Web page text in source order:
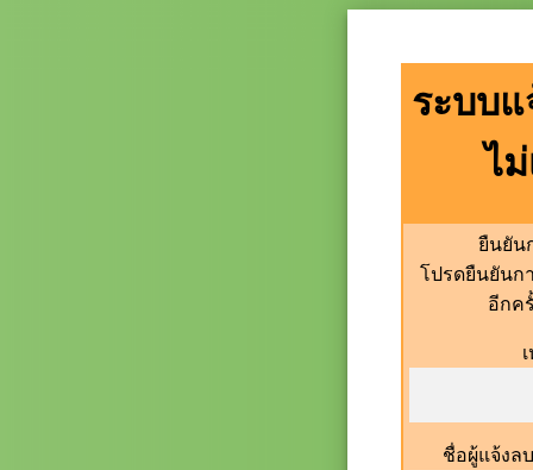
ระบบ
ไ
ยืนยัน
โปรดยืนยันก
อีกค
ชื่อผู้แจ้งล